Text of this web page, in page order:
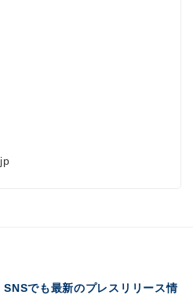
SNSでも最新のプレスリリース情